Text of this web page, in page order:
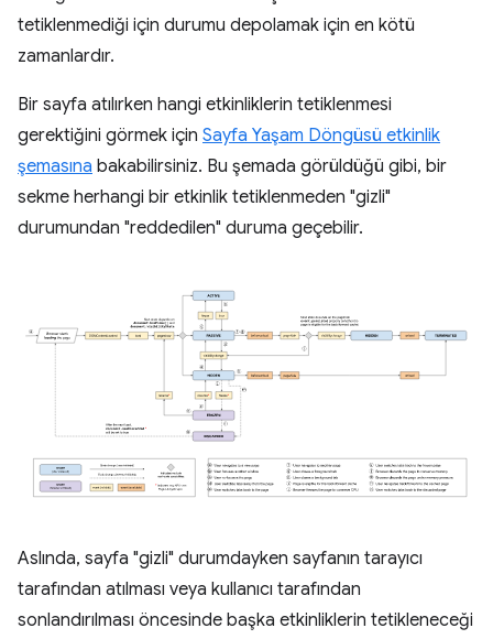
tetiklenmediği için durumu depolamak için en kötü
zamanlardır.
Bir sayfa atılırken hangi etkinliklerin tetiklenmesi
gerektiğini görmek için Sayfa Yaşam Döngüsü etkinlik
şemasına bakabilirsiniz. Bu şemada görüldüğü gibi, bir
sekme herhangi bir etkinlik tetiklenmeden "gizli"
durumundan "reddedilen" duruma geçebilir.
Aslında, sayfa "gizli" durumdayken sayfanın tarayıcı
tarafından atılması veya kullanıcı tarafından
sonlandırılması öncesinde başka etkinliklerin tetikleneceği